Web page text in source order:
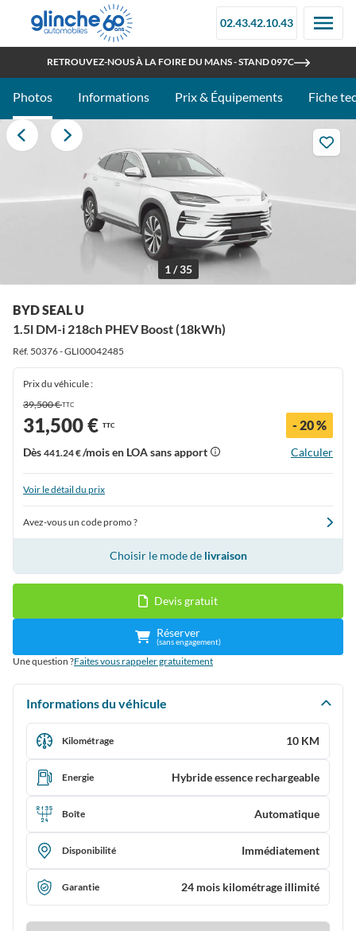
02.43.42.10.43
RETROUVEZ-NOUS À LA FOIRE DU MANS - STAND 097C
OUVERT TOUT L'ÉTÉ
Photos Informations Prix & Équipements Fiche
1 / 35
BYD SEAL U
1.5l DM-i 218ch PHEV Boost (18kWh)
Réf. 50376 - GLI00042485
Prix du véhicule :
39,500 €TTC
31,500 € TTC - 20 %
Dès 441.24 €/mois en LOA sans apport Calculer
Voir le détail du prix
Avez-vous un code promo ?
Choisir le mode de livraison
Devis gratuit
Réserver
(sans engagement)
Une question ?Faites vous rappeler gratuitement
Informations du véhicule
Kilométrage 10 KM
Energie Hybride essence rechargeable
Boîte Automatique
Disponibilité Immédiatement
Garantie 24 mois kilométrage illimité